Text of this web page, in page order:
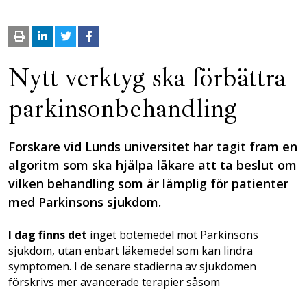
Nytt verktyg ska förbättra
parkinsonbehandling
Forskare vid Lunds universitet har tagit fram en
algoritm som ska hjälpa läkare att ta beslut om
vilken behandling som är lämplig för patienter
med Parkinsons sjukdom.
I dag finns det inget botemedel mot Parkinsons
sjukdom, utan enbart läkemedel som kan lindra
symptomen. I de senare stadierna av sjukdomen
förskrivs mer avancerade terapier såsom